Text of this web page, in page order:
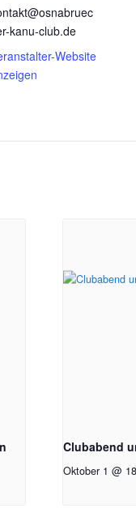
kanu-club.de
Website
Clubabend
Oktober 1 @